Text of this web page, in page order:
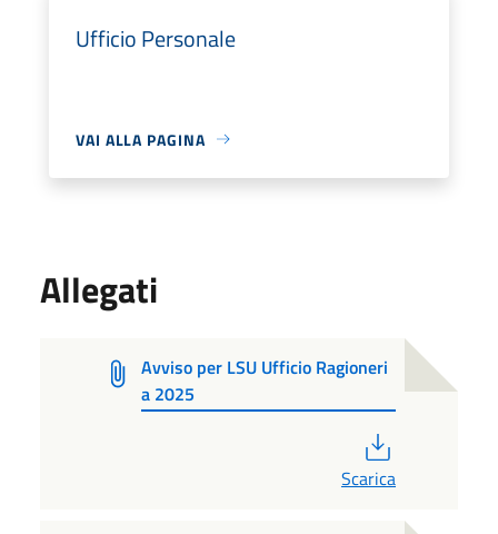
Ufficio Personale
VAI ALLA PAGINA
Allegati
Avviso per LSU Ufficio Ragioneri
a 2025
Scarica